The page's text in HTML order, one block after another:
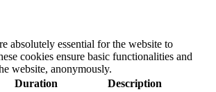
absolutely essential for the website to
cookies ensure basic functionalities and
website, anonymously.
Duration Description